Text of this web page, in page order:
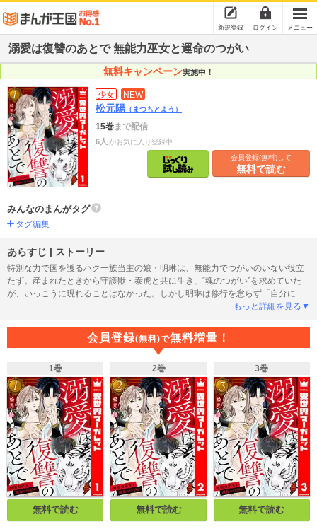
新規登録 ログイン メニュー
溺愛は復讐のあとで 無能力巫女と運命のつがい
無料キャンペーン実施中！
少女 NEW
松元陽 （まつもとよう）
15巻まで配信
6人 がお気に入り登録中
会員登録(無料)して
無料で読む
みんなのまんがタグ
タグ編集
あらすじ | ストーリー
特別な力で国を護るハク一族当主の娘・明琳は、無能力でつがいのいない役立
たず。産まれたときから守護獣・泰虎と共に生き、“魂のつがい”を求めていた
が、いっこうに現れることはなかった。しかし明琳は修行を怠らず「自分にで
きること」を探し続けていた…。そんなある日、ハク家の住む邸宅が燃やさ
衛士龍将軍を見つけ、強制的に“明琳のつがい”にしてしまった！ 魂と魂が結ば
れ、出会ったばかりなのに自然と「ひとつになりたい」と感じてしまう二人は
もっと詳細を見る▼
会員登録(無料)で無料増量！
1巻
無料で読む
2巻
無料で読む
3巻
無料で読む